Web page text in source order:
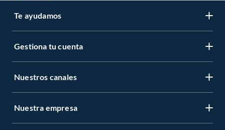
Te ayudamos
Gestiona tu cuenta
Nuestros canales
Nuestra empresa